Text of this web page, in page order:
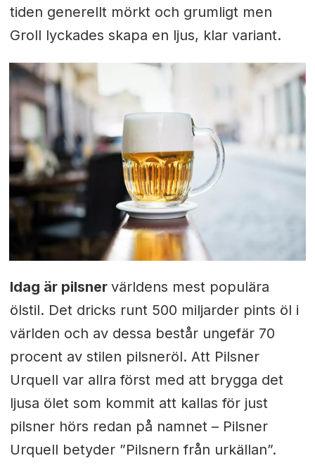
tiden generellt mörkt och grumligt men
Groll lyckades skapa en ljus, klar variant.
Idag är pilsner världens mest populära
ölstil. Det dricks runt 500 miljarder pints öl i
världen och av dessa består ungefär 70
procent av stilen pilsneröl. Att Pilsner
Urquell var allra först med att brygga det
ljusa ölet som kommit att kallas för just
pilsner hörs redan på namnet – Pilsner
Urquell betyder ”Pilsnern från urkällan”.